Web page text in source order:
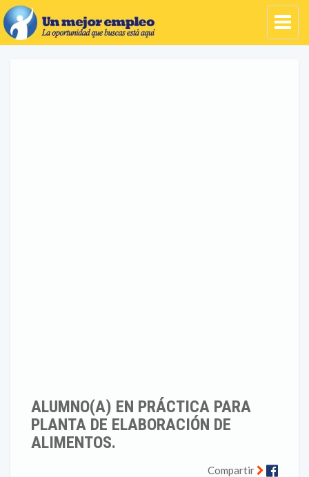
ALUMNO(A) EN PRÁCTICA PARA
PLANTA DE ELABORACIÓN DE
ALIMENTOS.
Compartir